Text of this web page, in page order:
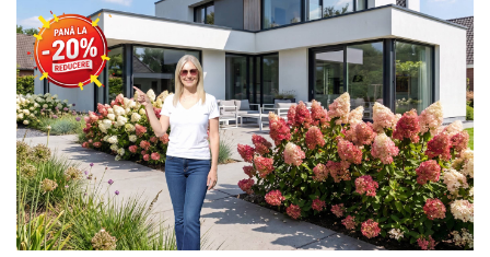
Seminte de Ierburi
Seminte de Legume/Fructe